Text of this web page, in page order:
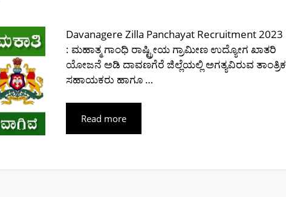
Davanagere Zilla Panchayat Recruitment 2023
: ಮಹಾತ್ಮ ಗಾಂಧಿ ರಾಷ್ಟ್ರೀಯ ಗ್ರಾಮೀಣ ಉದ್ಯೋಗ ಖಾತರಿ
ಯೋಜನೆ ಅಡಿ ದಾವಣಗೆರೆ ಜಿಲ್ಲೆಯಲ್ಲಿ ಅಗತ್ಯವಿರುವ ತಾಂತ್ರಿಕ
ಸಹಾಯಕರು ಹಾಗೂ …
Read more